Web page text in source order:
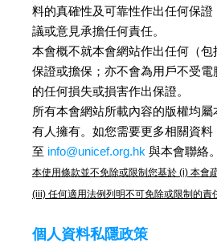
料的真確性及可靠性作出任何保
議或意見承擔任何責任。
本會概不就本會網站作出任何（包
保證或擔保；亦不會為用戶不受
的任何損失或損害作出保證。
所有本會網站所載內容的版權均
有人擁有。如您需要更多相關資料
至 info@unicef.org.hk 與本會聯絡。
本使用條款並不免除或限制您基於 (i) 本會
(iii) 任何適用法例列明不可免除或限制的責
個人資料私隱政策